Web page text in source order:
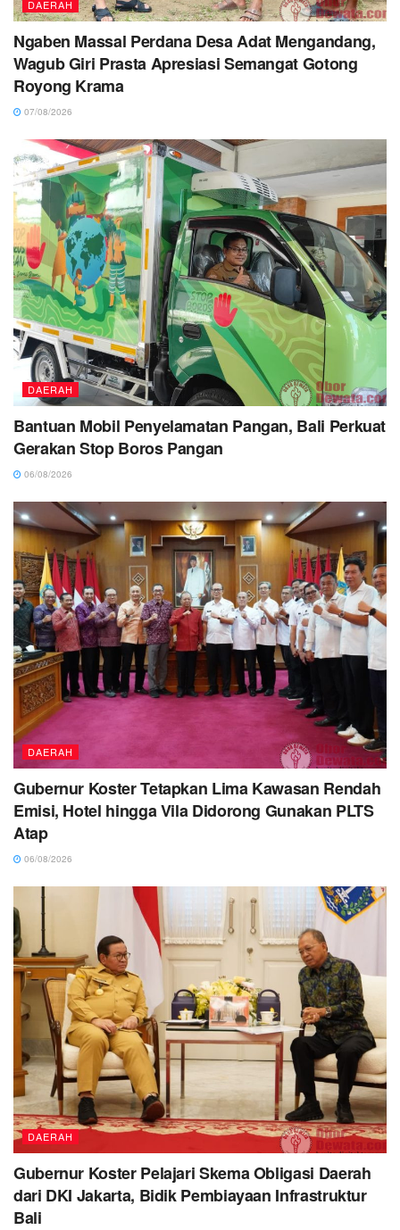
DAERAH
Ngaben Massal Perdana Desa Adat Mengandang,
Wagub Giri Prasta Apresiasi Semangat Gotong
Royong Krama
07/08/2026
DAERAH
Bantuan Mobil Penyelamatan Pangan, Bali Perkuat
Gerakan Stop Boros Pangan
06/08/2026
DAERAH
Gubernur Koster Tetapkan Lima Kawasan Rendah
Emisi, Hotel hingga Vila Didorong Gunakan PLTS
Atap
06/08/2026
DAERAH
Gubernur Koster Pelajari Skema Obligasi Daerah
dari DKI Jakarta, Bidik Pembiayaan Infrastruktur
Bali